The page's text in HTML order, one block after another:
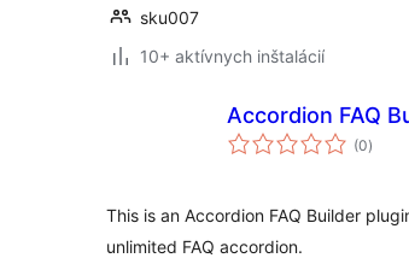
sku007
10+ aktívnych inštalácií
Accordion FAQ
(0)
This is an Accordion FAQ Builder
unlimited FAQ accordion.